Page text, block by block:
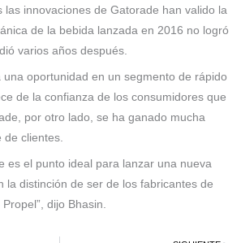
las innovaciones de Gatorade han valido la
de la bebida lanzada en 2016 no logró
varios años después.
una oportunidad en un segmento de rápido
de la confianza de los consumidores que
por otro lado, se ha ganado mucha
clientes.
es el punto ideal para lanzar una nueva
la distinción de ser de los fabricantes de
dijo Bhasin.